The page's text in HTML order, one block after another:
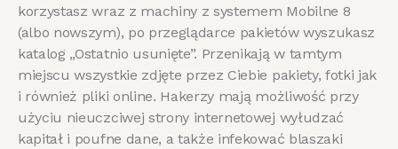
korzystasz wraz z machiny z systemem Mobilne 8
(albo nowszym), po przeglądarce pakietów wyszukasz
katalog „Ostatnio usunięte”. Przenikają w tamtym
miejscu wszystkie zdjęte przez Ciebie pakiety, fotki jak
i również pliki online. Hakerzy mają możliwość przy
użyciu nieuczciwej strony internetowej wyłudzać
kapitał i poufne dane, a także infekować blaszaki